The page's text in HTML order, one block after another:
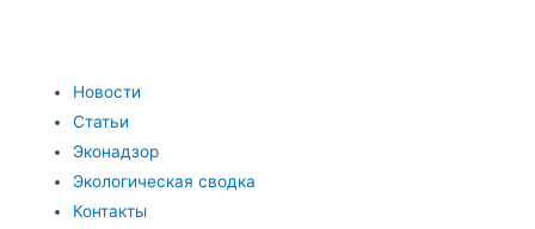
Новости
Статьи
Эконадзор
Экологическая сводка
Контакты